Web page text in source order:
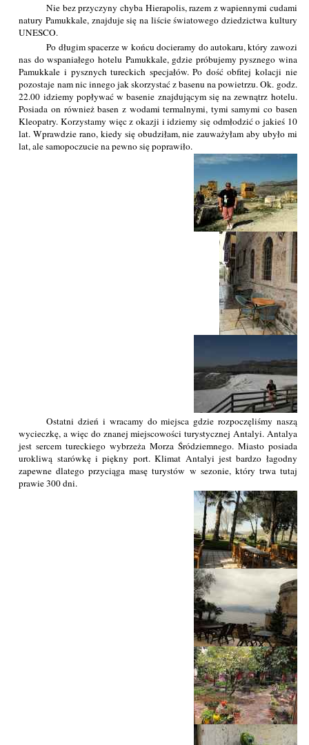
Nie bez przyczyny chyba Hierapolis, razem z wapiennymi cudami
natury Pamukkale, znajduje się na liście światowego dziedzictwa kultury
UNESCO.
Po długim spacerze w końcu docieramy do autokaru, który zawozi
nas do wspaniałego hotelu Pamukkale, gdzie próbujemy pysznego wina
Pamukkale i pysznych tureckich specjałów. Po dość obfitej kolacji nie
pozostaje nam nic innego jak skorzystać z basenu na powietrzu. Ok. godz.
22.00 idziemy popływać w basenie znajdującym się na zewnątrz hotelu.
Posiada on również basen z wodami termalnymi, tymi samymi co basen
Kleopatry. Korzystamy więc z okazji i idziemy się odmłodzić o jakieś 10
lat. Wprawdzie rano, kiedy się obudziłam, nie zauważyłam aby ubyło mi
lat, ale samopoczucie na pewno się poprawiło.
Ostatni dzień i wracamy do miejsca gdzie rozpoczęliśmy naszą
wycieczkę, a więc do znanej miejscowości turystycznej Antalyi. Antalya
jest sercem tureckiego wybrzeża Morza Śródziemnego. Miasto posiada
urokliwą starówkę i piękny port. Klimat Antalyi jest bardzo łagodny
zapewne dlatego przyciąga masę turystów w sezonie, który trwa tutaj
prawie 300 dni.